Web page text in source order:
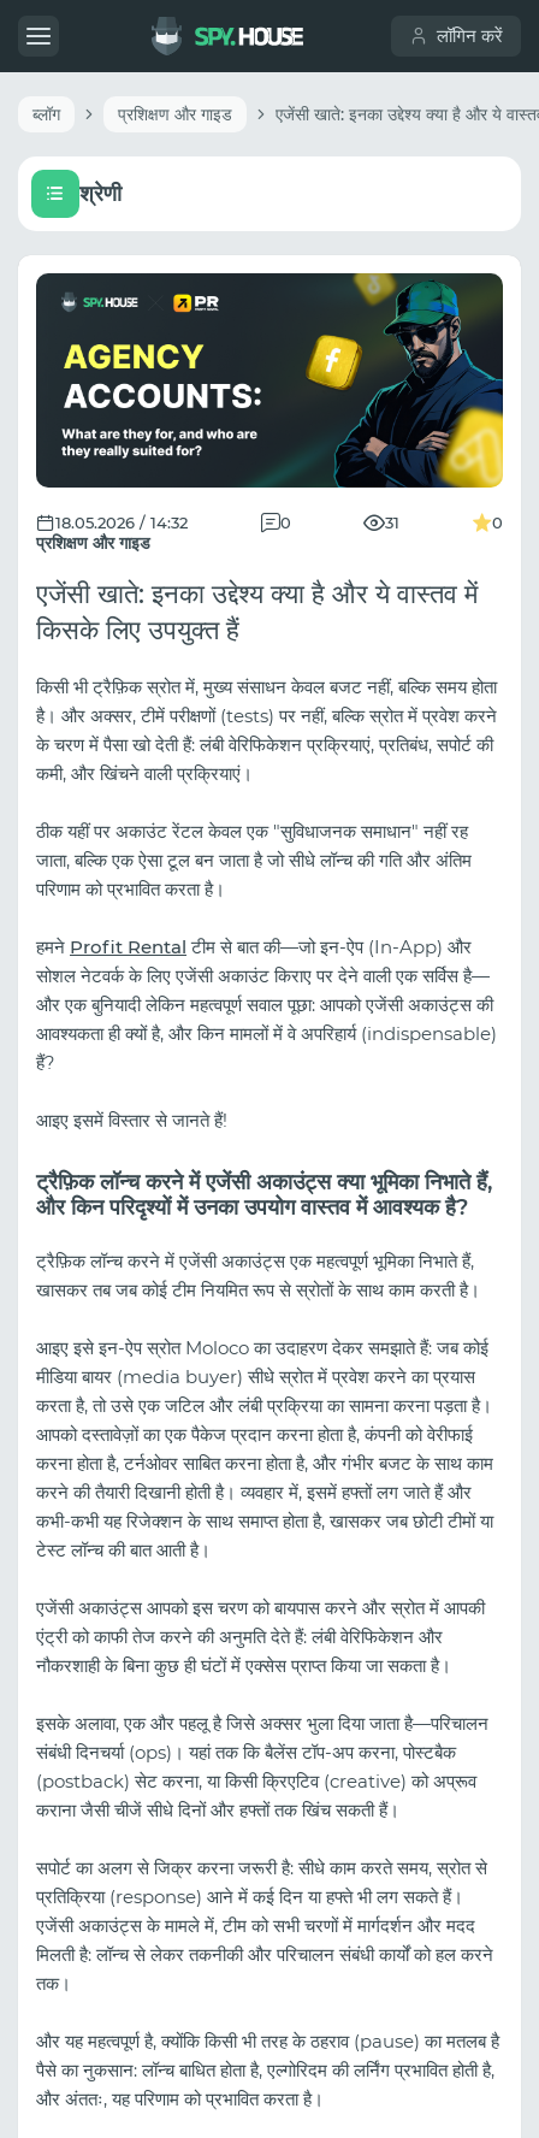
लॉगिन करें
ब्लॉग प्रशिक्षण और गाइड
श्रेणी
प्रशिक्षण और गाइड
18.05.2026 / 14:32 0 31 0
एजेंसी खाते: इनका उद्देश्य क्या है और ये वास्तव में
किसके लिए उपयुक्त हैं
किसी भी ट्रैफ़िक स्रोत में, मुख्य संसाधन केवल बजट नहीं, बल्कि समय होता
है। और अक्सर, टीमें परीक्षणों (tests) पर नहीं, बल्कि स्रोत में प्रवेश करने
के चरण में पैसा खो देती हैं: लंबी वेरिफिकेशन प्रक्रियाएं, प्रतिबंध, सपोर्ट की
कमी, और खिंचने वाली प्रक्रियाएं।
ठीक यहीं पर अकाउंट रेंटल केवल एक "सुविधाजनक समाधान" नहीं रह
जाता, बल्कि एक ऐसा टूल बन जाता है जो सीधे लॉन्च की गति और अंतिम
परिणाम को प्रभावित करता है।
हमने Profit Rental टीम से बात की—जो इन-ऐप (In-App) और
सोशल नेटवर्क के लिए एजेंसी अकाउंट किराए पर देने वाली एक सर्विस है—
और एक बुनियादी लेकिन महत्वपूर्ण सवाल पूछा: आपको एजेंसी अकाउंट्स की
आवश्यकता ही क्यों है, और किन मामलों में वे अपरिहार्य (indispensable)
हैं?
आइए इसमें विस्तार से जानते हैं!
ट्रैफ़िक लॉन्च करने में एजेंसी अकाउंट्स क्या भूमिका निभाते हैं,
और किन परिदृश्यों में उनका उपयोग वास्तव में आवश्यक है?
ट्रैफ़िक लॉन्च करने में एजेंसी अकाउंट्स एक महत्वपूर्ण भूमिका निभाते हैं,
खासकर तब जब कोई टीम नियमित रूप से स्रोतों के साथ काम करती है।
आइए इसे इन-ऐप स्रोत Moloco का उदाहरण देकर समझाते हैं: जब कोई
मीडिया बायर (media buyer) सीधे स्रोत में प्रवेश करने का प्रयास
करता है, तो उसे एक जटिल और लंबी प्रक्रिया का सामना करना पड़ता है।
आपको दस्तावेज़ों का एक पैकेज प्रदान करना होता है, कंपनी को वेरीफाई
करना होता है, टर्नओवर साबित करना होता है, और गंभीर बजट के साथ काम
करने की तैयारी दिखानी होती है। व्यवहार में, इसमें हफ्तों लग जाते हैं और
कभी-कभी यह रिजेक्शन के साथ समाप्त होता है, खासकर जब छोटी टीमों या
टेस्ट लॉन्च की बात आती है।
एजेंसी अकाउंट्स आपको इस चरण को बायपास करने और स्रोत में आपकी
एंट्री को काफी तेज करने की अनुमति देते हैं: लंबी वेरिफिकेशन और
नौकरशाही के बिना कुछ ही घंटों में एक्सेस प्राप्त किया जा सकता है।
इसके अलावा, एक और पहलू है जिसे अक्सर भुला दिया जाता है—परिचालन
संबंधी दिनचर्या (ops)। यहां तक ​​कि बैलेंस टॉप-अप करना, पोस्टबैक
(postback) सेट करना, या किसी क्रिएटिव (creative) को अप्रूव
कराना जैसी चीजें सीधे दिनों और हफ्तों तक खिंच सकती हैं।
सपोर्ट का अलग से जिक्र करना जरूरी है: सीधे काम करते समय, स्रोत से
प्रतिक्रिया (response) आने में कई दिन या हफ्ते भी लग सकते हैं।
एजेंसी अकाउंट्स के मामले में, टीम को सभी चरणों में मार्गदर्शन और मदद
मिलती है: लॉन्च से लेकर तकनीकी और परिचालन संबंधी कार्यों को हल करने
तक।
और यह महत्वपूर्ण है, क्योंकि किसी भी तरह के ठहराव (pause) का मतलब है
पैसे का नुकसान: लॉन्च बाधित होता है, एल्गोरिदम की लर्निंग प्रभावित होती है,
और अंततः, यह परिणाम को प्रभावित करता है।